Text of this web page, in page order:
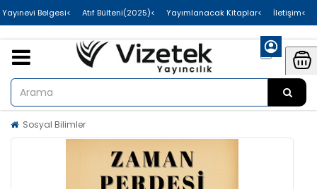
>İletişim
>Yayımlanacak Kitaplar
>Atıf Bülteni(2025)
>Uluslararası Yayınevi Belgesi
Sosyal Bilimler